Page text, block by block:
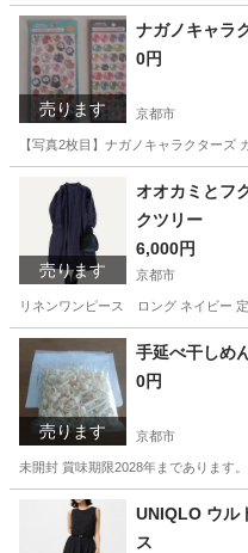
売ります
ナガノキャラ
0円
京都市
【写真2枚目】ナガノキャラクター
その他
売ります
オオカミとフ
クツリー
6,000円
京都市
リネンワンピース ロング ネイビー
京都 京都市 その他 フ
売ります
手延べ干しめ
0円
京都市
未開封 賞味期限2028年まであります
京都市
UNIQLO ウル
ス